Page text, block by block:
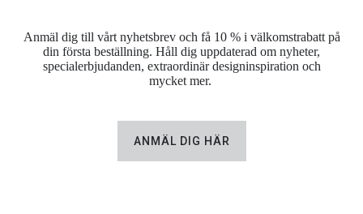
Anmäl dig till vårt nyhetsbrev och få 10 % i välkomstrabatt på
din första beställning. Håll dig uppdaterad om nyheter,
specialerbjudanden, extraordinär designinspiration och
mycket mer.
ANMÄL DIG HÄR